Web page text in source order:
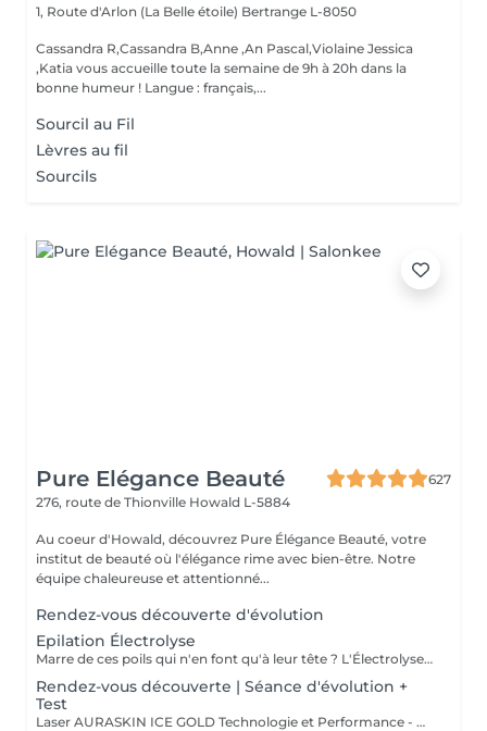
1, Route d'Arlon (La Belle étoile) Bertrange L-8050
Cassandra R,Cassandra B,Anne ,An Pascal,Violaine Jessica
,Katia vous accueille toute la semaine de 9h à 20h dans la
bonne humeur ! Langue : français,...
Sourcil au Fil
Lèvres au fil
Sourcils
Pure Elégance Beauté
627
276, route de Thionville Howald L-5884
Au coeur d'Howald, découvrez Pure Élégance Beauté, votre
institut de beauté où l'élégance rime avec bien-être. Notre
équipe chaleureuse et attentionné...
Rendez-vous découverte d'évolution
Epilation Électrolyse
Marre de ces poils qui n'en font qu'à leur tête ? L'Électrolyse est l'unique méthode reconnue comme 100% définitive, poil par poil. Elle neutralise tout, même les poils blonds, blancs ou ceux que le laser a ratés. C'est précis, c'est permanent. Le prix s'ajuste à la minute : vous ne payez que le temps vraiment nécessaire.
Rendez-vous découverte | Séance d'évolution +
Test
Laser AURASKIN ICE GOLD Technologie et Performance - multi- longueurs d'onde - tous les phototypes de peau - efficacité - durabilité - confort du traitement extrême - moins de douleurs grâce à son system de refroidissement très performant